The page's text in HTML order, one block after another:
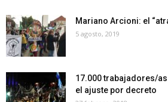
Mariano Arcioni: el
5 agosto, 2019
17.000 trabajadores/
el ajuste por decreto